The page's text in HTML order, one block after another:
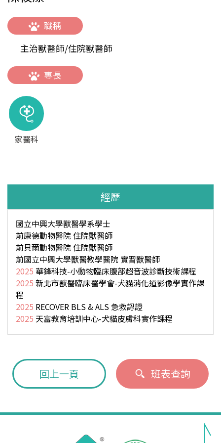
職稱
主治獸醫師/住院獸醫師
專長
家醫科
經歷
國立中興大學獸醫學系學士
前康德動物醫院 住院獸醫師
前貝爾動物醫院 住院獸醫師
前國立中興大學獸醫教學醫院 實習獸醫師
2025 華鋒科技-小動物臨床腹部超音波診斷技術課程
2025 新北市獸醫臨床醫學會-犬貓消化道影像學實作課
程
2025 RECOVER BLS & ALS 急救認證
2025 天富教育培訓中心-犬貓皮膚科實作課程
回上一頁 班表查詢